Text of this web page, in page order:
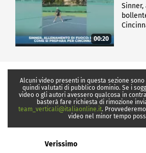
00:20
Alcuni video presenti in questa sezione
quindi valutati di pubblico dominio. Se i
video o gli autori avessero qualcosa in
basterà fare richiesta di rimozione
team_verticali@italiaonline.it.
video nel minor tempo
Verissimo